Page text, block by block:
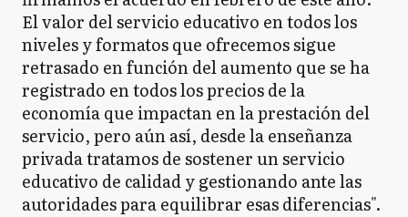
El valor del servicio educativo en todos los
niveles y formatos que ofrecemos sigue
retrasado en función del aumento que se ha
registrado en todos los precios de la
economía que impactan en la prestación del
servicio, pero aún así, desde la enseñanza
privada tratamos de sostener un servicio
educativo de calidad y gestionando ante las
autoridades para equilibrar esas diferencias".